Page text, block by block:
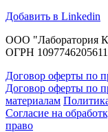
Добавить в Linkedin
ООО "Лаборатория
ОГРН 1097746205611
Договор оферты по
Договор оферты по
материалам
Согласие на
право